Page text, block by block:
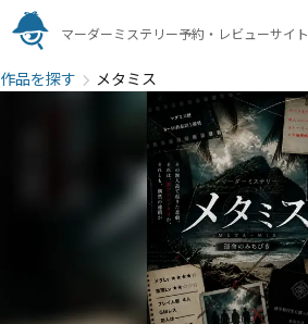
マーダーミステリー予約・レビューサイト
作品を探す メタミス